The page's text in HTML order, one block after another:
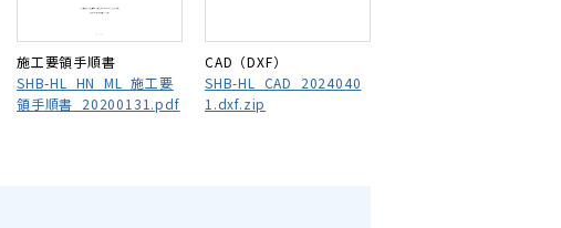
施工要領手順書
SHB-HL_HN_ML_施工要
領手順書_20200131.pdf
CAD（DXF）
SHB-HL_CAD_2024040
1.dxf.zip